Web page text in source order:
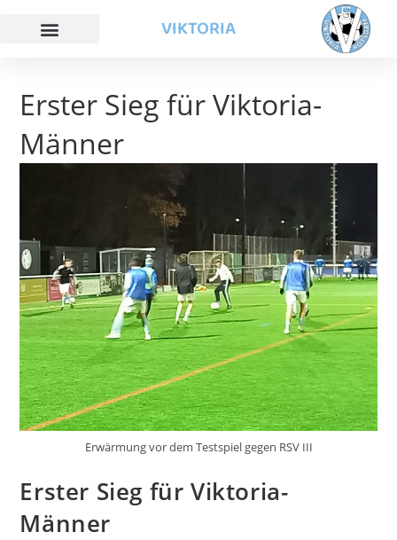
VIKTORIA
Erster Sieg für Viktoria-
Männer
Erwärmung vor dem Testspiel gegen RSV III
Erster Sieg für Viktoria-
Männer